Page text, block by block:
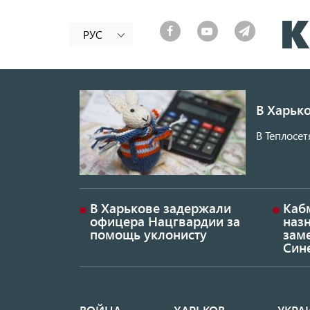
РУС
В
В
В Харькове задержали
офицера Нацгвардии за
помощь уклонисту